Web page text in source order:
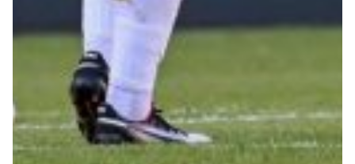
Caffè Boasi x Genoa
Helan x Genoa
Isolani x Genoa